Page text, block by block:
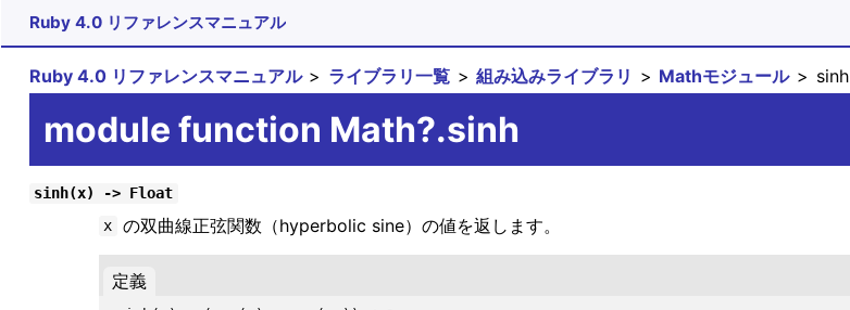
Ruby 4.0 リファレンスマニュアル
Ruby 4.0 リファレンスマニュアル ライブラリ一覧 組み込みライブラリ Mathモジュール sinh
module function Math?.sinh
sinh(x) -> Float
x の双曲線正弦関数（hyperbolic sine）の値を返します。
定義